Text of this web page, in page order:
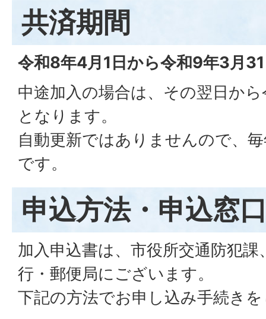
共済期間
令和8年4月1日から令和9年3月
中途加入の場合は、その翌日か
となります。
自動更新ではありませんので、
です。
申込方法・申込窓
加入申込書は、市役所交通防犯
行・郵便局にございます。
下記の方法でお申し込み手続き